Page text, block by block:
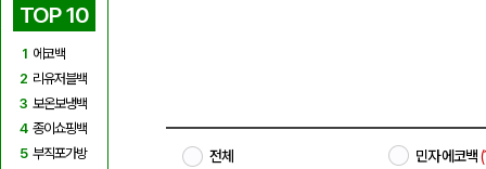
TOP 10
1 에코백
2 리유저블백
3 보온보냉백
4 종이쇼핑백
5 부직포가방
전체 민자 에코백